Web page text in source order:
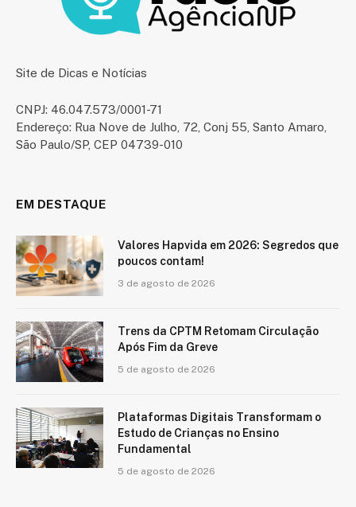
Site de Dicas e Notícias
CNPJ: 46.047.573/0001-71
Endereço: Rua Nove de Julho, 72, Conj 55, Santo Amaro,
São Paulo/SP, CEP 04739-010
EM DESTAQUE
Valores Hapvida em 2026: Segredos que
poucos contam!
3 de agosto de 2026
Trens da CPTM Retomam Circulação
Após Fim da Greve
5 de agosto de 2026
Plataformas Digitais Transformam o
Estudo de Crianças no Ensino
Fundamental
5 de agosto de 2026